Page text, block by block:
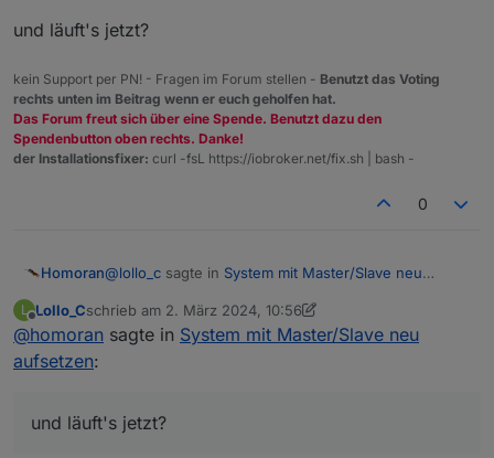
Port of objects DB(jsonl), default[9001]:
Type of states DB [(j)sonl, (f)file,
Host / Unix Socket of states DB (redis),
Port of states DB (redis), default[6379]:
Host name of this machine [RasPi3]:
und läuft's jetzt?
kein Support per PN! - Fragen im Forum stellen - Benutzt das Voting
rechts unten im Beitrag wenn er euch geholfen hat.
Das Forum freut sich über eine Spende. Benutzt dazu den
Spendenbutton oben rechts. Danke!
der Installationsfixer: curl -fsL https://iobroker.net/fix.sh | bash -
0
Homoran@lollo_c sagte in System mit Master/Slave neu
weil irgendwann mal gesagt wurde,
und läuft's jetzt?
L
Offline
Lollo_Cschrieb am 2. März 2024, 10:56
zuletzt editiert von Lollo_C 3. Feb. 2024, 11:57
@homoran sagte in System mit Master/Slave neu
aufsetzen:
und läuft's jetzt?